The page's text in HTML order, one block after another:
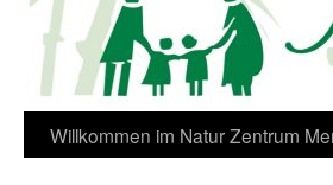
Willkommen im Natur Zentrum